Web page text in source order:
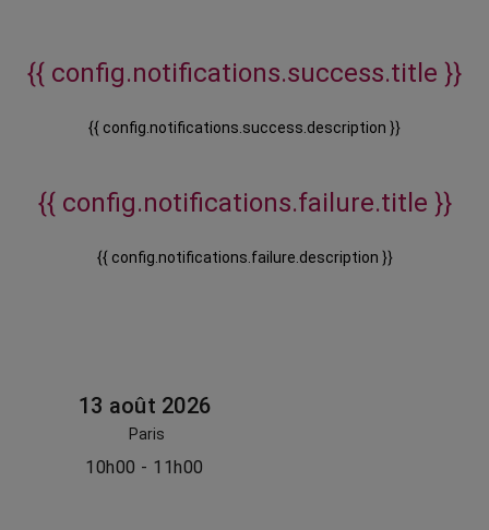
{{ config.notifications.success.title }}
{{ config.notifications.success.description }}
{{ config.notifications.failure.title }}
{{ config.notifications.failure.description }}
13 août 2026
Paris
10h00 - 11h00